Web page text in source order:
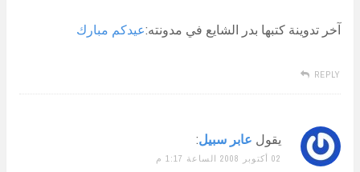
آخر تدوينة كتبها بدر الشايع في مدونته:عيدكم مبارك
REPLY
يقول عابر سبيل:
02 أكتوبر 2008 الساعة 1:17 م